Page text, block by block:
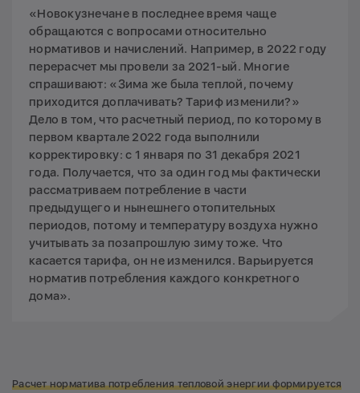
«Новокузнечане в последнее время чаще
обращаются с вопросами относительно
нормативов и начислений. Например, в 2022 году
перерасчет мы провели за 2021-ый. Многие
спрашивают: «Зима же была теплой, почему
приходится доплачивать? Тариф изменили?»
Дело в том, что расчетный период, по которому в
первом квартале 2022 года выполнили
корректировку: с 1 января по 31 декабря 2021
года. Получается, что за один год мы фактически
рассматриваем потребление в части
предыдущего и нынешнего отопительных
периодов, потому и температуру воздуха нужно
учитывать за позапрошлую зиму тоже. Что
касается тарифа, он не изменился. Варьируется
норматив потребления каждого конкретного
дома».
Расчет норматива потребления тепловой энергии формируется